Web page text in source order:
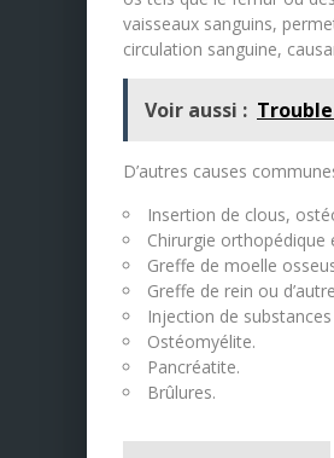
vaisseaux sanguins,
circulation sanguine,
Voir aussi :
D’autres causes
Insertion de clous,
Chirurgie orthopédique
Greffe de moelle
Greffe de rein ou
Injection de
Ostéomyélite.
Pancréatite.
Brûlures.